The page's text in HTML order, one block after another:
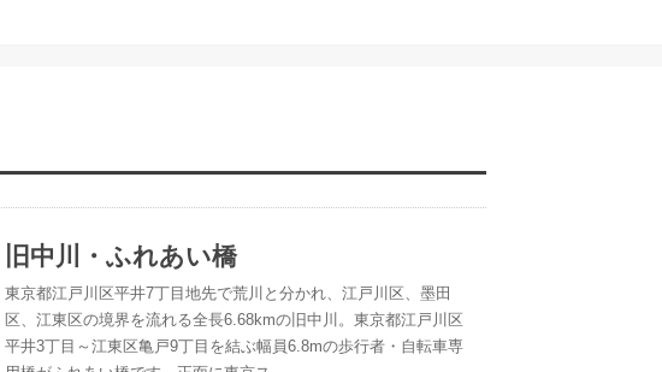
旧中川・ふれあい橋
東京都江戸川区平井7丁目地先で荒川と分かれ、江戸川区、墨田
区、江東区の境界を流れる全長6.68kmの旧中川。東京都江戸川区
平井3丁目～江東区亀戸9丁目を結ぶ幅員6.8mの歩行者・自転車専